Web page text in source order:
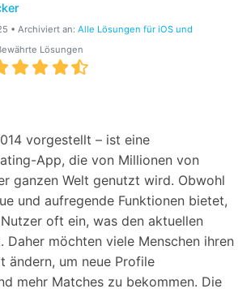
• Archiviert an: Alle Lösungen für iOS und
Lösungen
vorgestellt – ist eine
App, die von Millionen von
ganzen Welt genutzt wird. Obwohl
und aufregende Funktionen bietet,
oft ein, was den aktuellen
Daher möchten viele Menschen ihren
ändern, um neue Profile
mehr Matches zu bekommen. Die